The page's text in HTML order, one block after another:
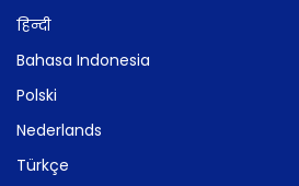
हिन्दी
Bahasa Indonesia
Polski
Nederlands
Türkçe